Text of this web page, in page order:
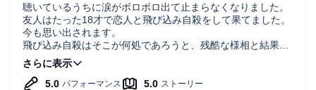
聴いているうちに涙がボロボロ出て止まらなくなりました。
友人はたった18才で恋人と飛び込み自殺をして果てました。
今も思い出されます。
飛び込み自殺はそこが何処であろうと、残酷な様相と結果を
もたらす。たとえ助かったとしても…。
東京に住んでいると、京都の水没自殺がこんなに難かったと
は知りませんでしたが、衣服が水を吸い一気に重りとなって